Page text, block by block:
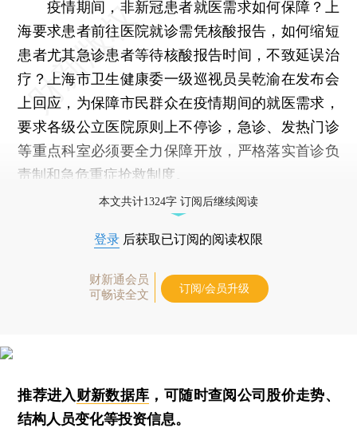
疫情期间，非新冠患者就医需求如何保障？上
海要求患者前往医院就诊需凭核酸报告，如何缩短
患者尤其急诊患者等待核酸报告时间，不致延误治
疗？上海市卫生健康委一级巡视员吴乾渝在发布会
上回应，为保障市民群众在疫情期间的就医需求，
要求各级公立医院原则上不停诊，急诊、发热门诊
等重点科室必须要全力保障开放，严格落实首诊负
责制和急危重症抢救制度。
本文共计1324字 订阅后继续阅读
登录 后获取已订阅的阅读权限
财新通会员
可畅读全文
订阅/会员升级
推荐进入财新数据库 ，可随时查阅公司股价走势、
结构人员变化等投资信息。